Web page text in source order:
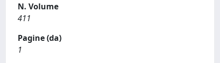
N. Volume
411
Pagine (da)
1